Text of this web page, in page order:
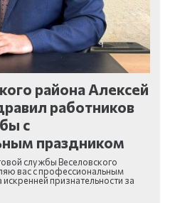
района Алексей
работников
с
праздником
службы Веселовского
вас с профессиональным
признательности за